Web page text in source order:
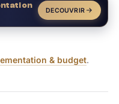
DECOUVRIR
& budget.